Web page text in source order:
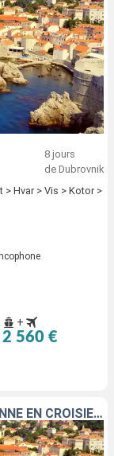
8 jours
de Dubrovnik
> Hvar > Vis > Kotor >
+
2 560 €
EPOPÉE ITALIENNE ET MÉDITERRANÉENNE EN CROISIÈRE ; DE LA MER ADRIATIQUE À LA VALETTE, UN PATRIMOINE HISTORIQUE ET NATUREL D'EXCEPTION